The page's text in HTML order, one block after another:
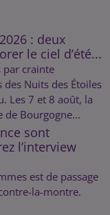
: deux
le ciel d’été...
par crainte
des Nuits des Étoiles
Les 7 et 8 août, la
de Bourgogne...
sont
l’interview
est de passage
la-montre.